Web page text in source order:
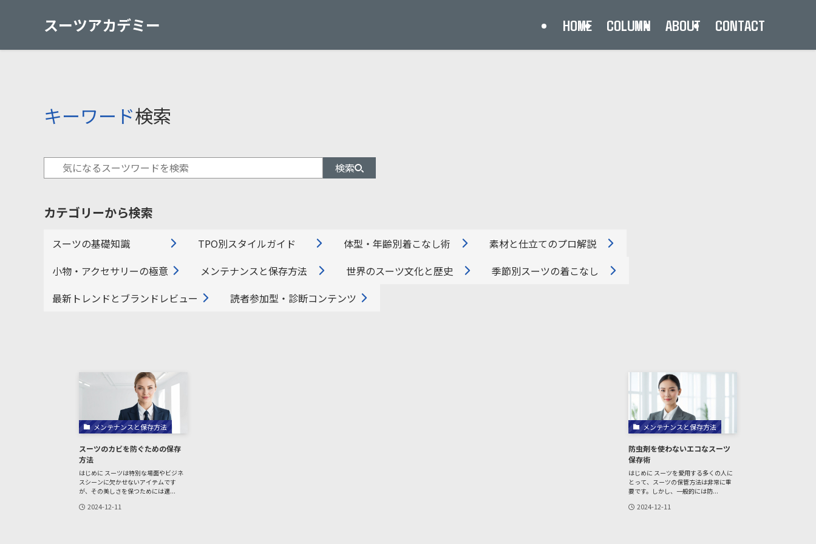
スーツアカデミー HOME COLUMN ABOUT CONTACT
キーワード検索
検索
カテゴリーから検索
スーツの基礎知識 TPO別スタイルガイド 体型・年齢別着こなし術
素材と仕立てのプロ解説
小物・アクセサリーの極意
メンテナンスと保存方法 世界のスーツ文化と歴史
季節別スーツの着こなし
最新トレンドとブランドレビュー
読者参加型・診断コンテンツ
メンテナンスと保存方法
スーツのカビを防ぐための保存
方法
はじめに スーツは特別な場面やビジネ
スシーンに欠かせないアイテムです
が、その美しさを保つためには適...
2024-12-11
メンテナンスと保存方法
防虫剤を使わないエコなスーツ
保存術
はじめに スーツを愛用する多くの人に
とって、スーツの保管方法は非常に重
要です。しかし、一般的には防...
2024-12-11